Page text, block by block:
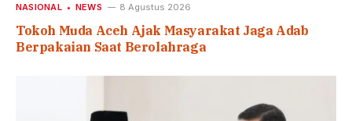
NASIONAL NEWS 8 Agustus 2026
Tokoh Muda Aceh Ajak Masyarakat Jaga Adab
Berpakaian Saat Berolahraga